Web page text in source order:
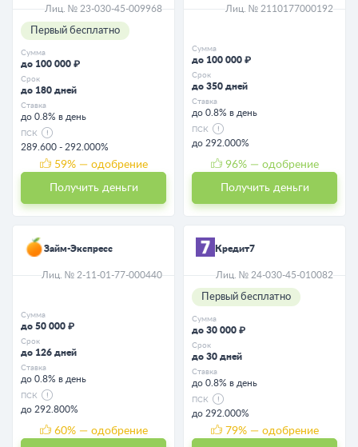
Лиц. № 23-030-45-009968
Первый бесплатно
Сумма
до 100 000 ₽
Срок
до 180 дней
Ставка
до 0.8% в день
ПСК
289.600 - 292.000%
59% — одобрение
Получить деньги
Лиц. № 2110177000192
Сумма
до 100 000 ₽
Срок
до 350 дней
Ставка
до 0.8% в день
ПСК
до 292.000%
96% — одобрение
Получить деньги
Займ-Экспресс
Лиц. № 2-11-01-77-000440
Сумма
до 50 000 ₽
Срок
до 126 дней
Ставка
до 0.8% в день
ПСК
до 292.800%
60% — одобрение
Кредит7
Лиц. № 24-030-45-010082
Первый бесплатно
Сумма
до 30 000 ₽
Срок
до 30 дней
Ставка
до 0.8% в день
ПСК
до 292.000%
79% — одобрение